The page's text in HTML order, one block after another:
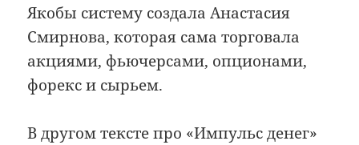
Якобы систему создала Анастасия
Смирнова, которая сама торговала
акциями, фьючерсами, опционами,
форекс и сырьем.
В другом тексте про «Импульс денег»